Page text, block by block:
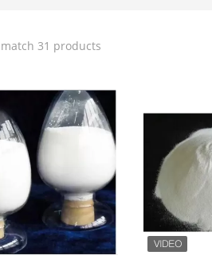
31 products